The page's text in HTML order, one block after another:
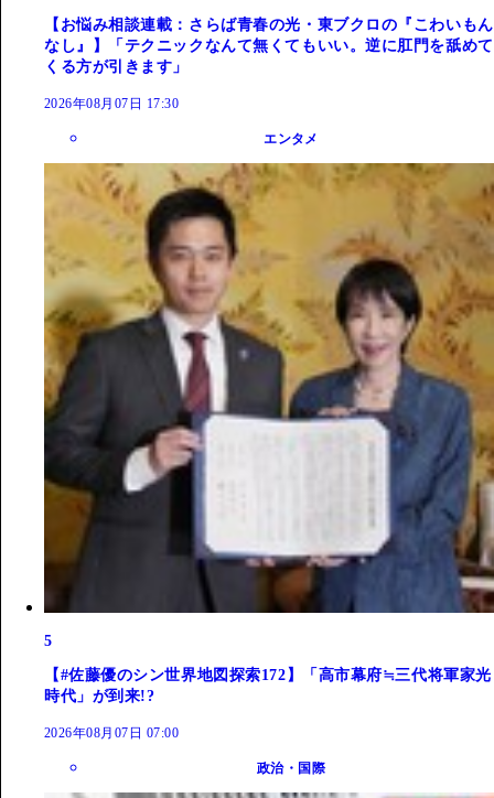
【お悩み相談連載：さらば青春の光・東ブクロの『こわいもん
なし』】「テクニックなんて無くてもいい。逆に肛門を舐めて
くる方が引きます」
2026年08月07日 17:30
エンタメ
5
【#佐藤優のシン世界地図探索172】「高市幕府≒三代将軍家光
時代」が到来!?
2026年08月07日 07:00
政治・国際